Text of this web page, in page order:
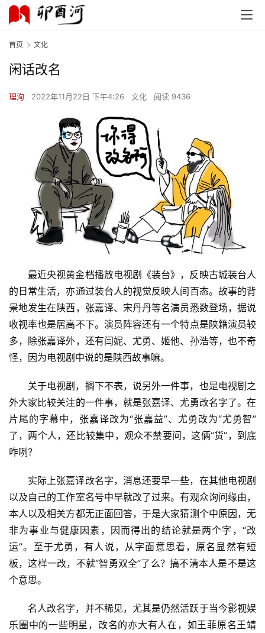
首页 文化
闲话改名
理洵 2022年11月22日 下午4:26 文化 阅读 9436
最近央视黄金档播放电视剧《装台》，反映古城装台人
的日常生活，亦通过装台人的视觉反映人间百态。故事的背
景地发生在陕西，张嘉译、宋丹丹等名演员悉数登场，据说
收视率也是居高不下。演员阵容还有一个特点是陕籍演员较
多，除张嘉译外，还有闫妮、尤勇、姬他、孙浩等，也不奇
怪，因为电视剧中说的是陕西故事嘛。
关于电视剧，搁下不表，说另外一件事，也是电视剧之
外大家比较关注的一件事，就是张嘉译、尤勇改名字了。在
片尾的字幕中，张嘉译改为“张嘉益”、尤勇改为“尤勇智”
了，两个人，还比较集中，观众不禁要问，这俩“货”，到底
咋咧？
实际上张嘉译改名字，消息还要早一些，在其他电视剧
以及自己的工作室名号中早就改了过来。有观众询问缘由，
本人以及相关方都无正面回答，于是大家猜测个中原因，无
非为事业与健康因素，因而得出的结论就是两个字，“改
运”。至于尤勇，有人说，从字面意思看，原名显然有短
板，这样一改，不就“智勇双全”了么？搞不清本人是不是这
个意思。
名人改名字，并不稀见，尤其是仍然活跃于当今影视娱
乐圈中的一些明星，改名的亦大有人在，如王菲原名王靖